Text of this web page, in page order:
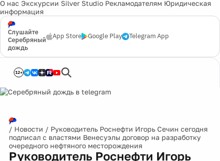
О нас Экскурсии Silver Studio Рекламодателям Юридическая
информация
Слушайте
Серебряный
дождь
App Store Google Play Telegram App
12+
/ Новости / Руководитель Роснефти Игорь Сечин сегодня
подписал с властями Венесуэлы договор на разработку
очередного нефтяного месторождения
Руководитель Роснефти Игорь